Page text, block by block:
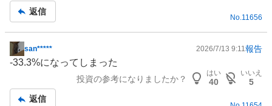
事
返信
No.11656
掲
示
san***** 2026/7/13 9:11報告
-33.3%になってしまった
投資の参考になりましたか？
はい
40
いいえ
5
返信